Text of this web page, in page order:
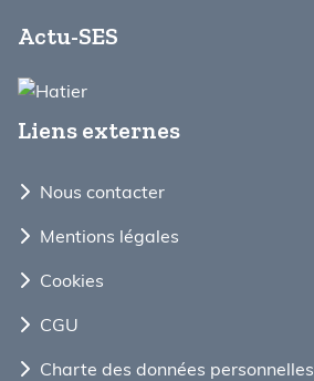
Actu-SES
Liens externes
Nous contacter
Mentions légales
Cookies
CGU
Charte des données personnelles